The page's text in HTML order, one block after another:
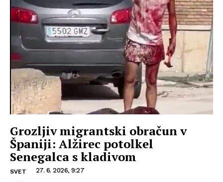
Grozljiv migrantski obračun v
Španiji: Alžirec potolkel
Senegalca s kladivom
SVET 27. 6. 2026, 9:27